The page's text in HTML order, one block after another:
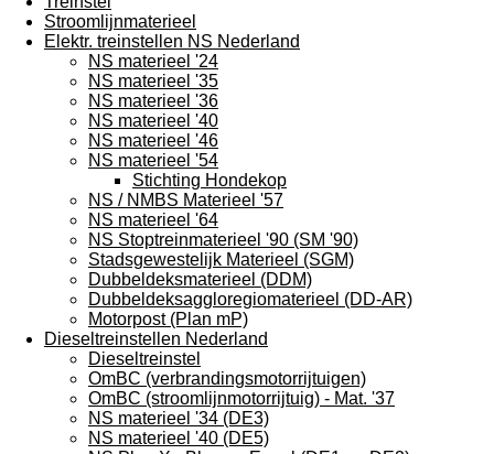
Stroomlijnmaterieel
Elektr. treinstellen NS Nederland
NS materieel '24
NS materieel '35
NS materieel '36
NS materieel '40
NS materieel '46
NS materieel '54
Stichting Hondekop
NS / NMBS Materieel '57
NS materieel '64
NS Stoptreinmaterieel '90 (SM '90)
Stadsgewestelijk Materieel (SGM)
Dubbeldeksmaterieel (DDM)
Dubbeldeksaggloregiomaterieel (DD-AR)
Motorpost (Plan mP)
Dieseltreinstellen Nederland
Dieseltreinstel
OmBC (verbrandingsmotorrijtuigen)
OmBC (stroomlijnmotorrijtuig) - Mat. '37
NS materieel '34 (DE3)
NS materieel '40 (DE5)